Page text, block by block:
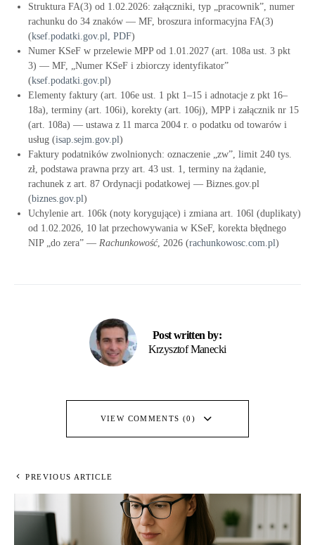
Struktura FA(3) od 1.02.2026: załączniki, typ „pracownik”, numer
rachunku do 34 znaków — MF, broszura informacyjna FA(3)
(ksef.podatki.gov.pl, PDF)
Numer KSeF w przelewie MPP od 1.01.2027 (art. 108a ust. 3 pkt
3) — MF, „Numer KSeF i zbiorczy identyfikator”
(ksef.podatki.gov.pl)
Elementy faktury (art. 106e ust. 1 pkt 1–15 i adnotacje z pkt 16–
18a), terminy (art. 106i), korekty (art. 106j), MPP i załącznik nr 15
(art. 108a) — ustawa z 11 marca 2004 r. o podatku od towarów i
usług (isap.sejm.gov.pl)
Faktury podatników zwolnionych: oznaczenie „zw”, limit 240 tys.
zł, podstawa prawna przy art. 43 ust. 1, terminy na żądanie,
rachunek z art. 87 Ordynacji podatkowej — Biznes.gov.pl
(biznes.gov.pl)
Uchylenie art. 106k (noty korygujące) i zmiana art. 106l (duplikaty)
od 1.02.2026, 10 lat przechowywania w KSeF, korekta błędnego
NIP „do zera” — Rachunkowość, 2026 (rachunkowosc.com.pl)
Post written by:
Krzysztof Manecki
VIEW COMMENTS (0)
PREVIOUS ARTICLE